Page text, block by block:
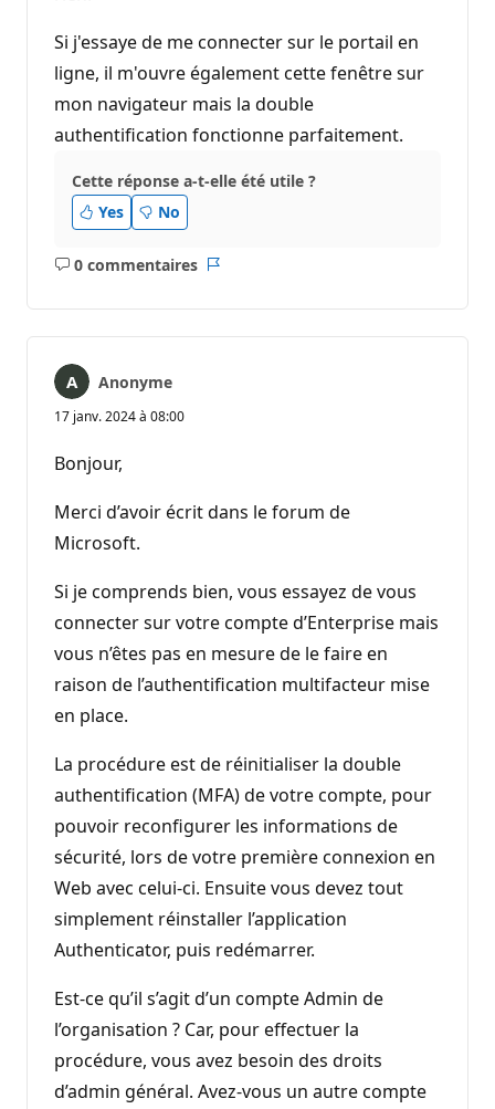
Si j'essaye de me connecter sur le portail en
ligne, il m'ouvre également cette fenêtre sur
mon navigateur mais la double
authentification fonctionne parfaitement.
Cette réponse a-t-elle été utile ?
Yes
No
0 commentaires
Aucun
Anonyme
17 janv. 2024 à 08:00
Bonjour,
Merci d’avoir écrit dans le forum de
Microsoft.
Si je comprends bien, vous essayez de vous
connecter sur votre compte d’Enterprise mais
vous n’êtes pas en mesure de le faire en
raison de l’authentification multifacteur mise
en place.
La procédure est de réinitialiser la double
authentification (MFA) de votre compte, pour
pouvoir reconfigurer les informations de
sécurité, lors de votre première connexion en
Web avec celui-ci. Ensuite vous devez tout
simplement réinstaller l’application
Authenticator, puis redémarrer.
Est-ce qu’il s’agit d’un compte Admin de
l’organisation ? Car, pour effectuer la
procédure, vous avez besoin des droits
d’admin général. Avez-vous un autre compte